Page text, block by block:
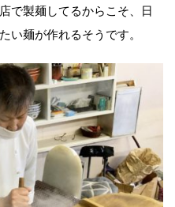
で製麺してるからこそ、日
い麺が作れるそうです。